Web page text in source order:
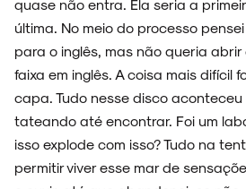
quase não entra. Ela seria a
última. No meio do processo
para o inglês, mas não queria abrir
faixa em inglês. A coisa mais difícil
capa. Tudo nesse disco
tateando até encontrar. Foi um
isso explode com isso? Tudo na
permitir viver esse mar de